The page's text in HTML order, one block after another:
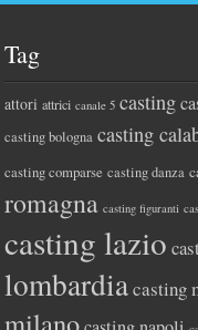
Tag
attori attrici canale 5 casting
casting bologna casting
casting comparse casting danza
romagna casting figuranti
casting lazio
lombardiacasting